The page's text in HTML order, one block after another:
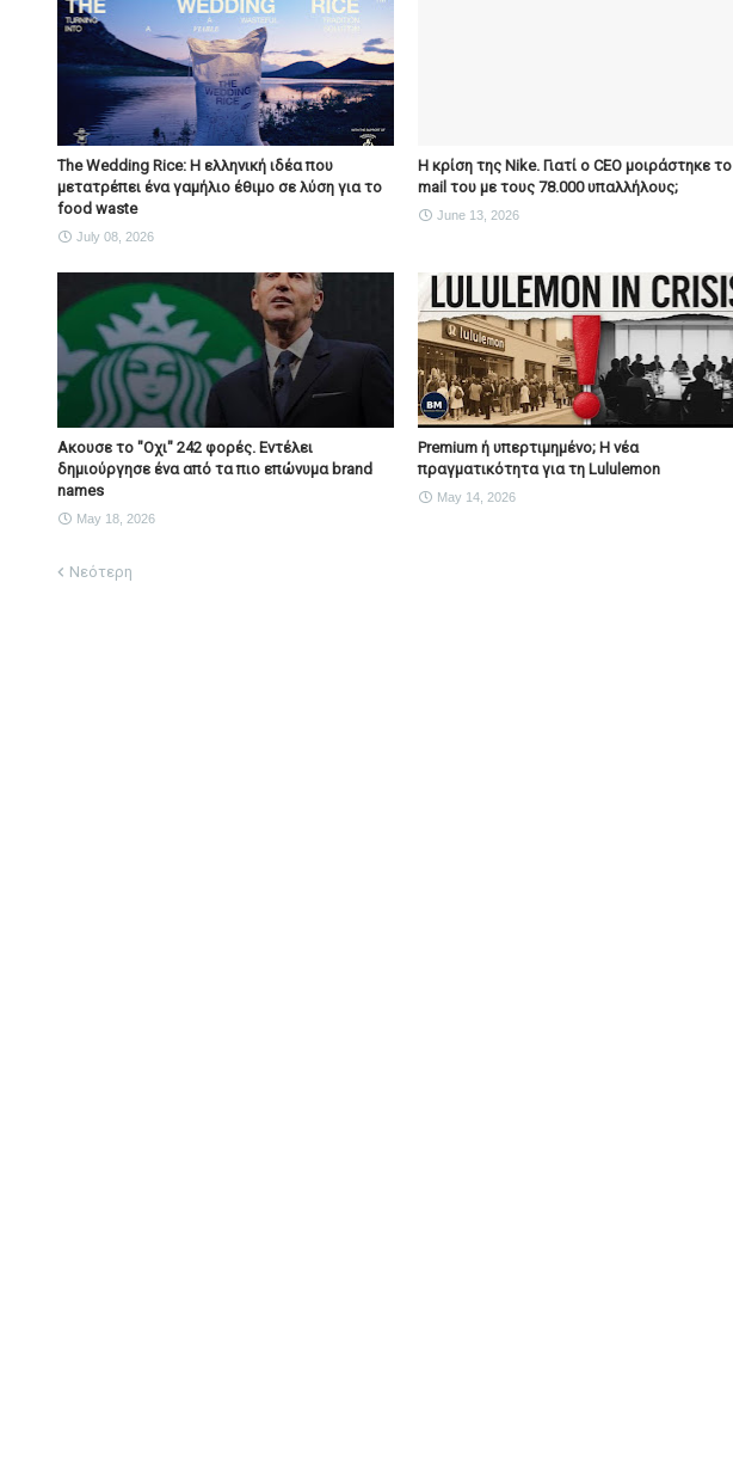
The Wedding Rice: Η ελληνική ιδέα που
μετατρέπει ένα γαμήλιο έθιμο σε λύση για το
food waste
July 08, 2026
Η κρίση της Nike. Γιατί ο CEO μοιράστηκε το
mail του με τους 78.000 υπαλλήλους;
June 13, 2026
Ακουσε το "Οχι" 242 φορές. Εντέλει
δημιούργησε ένα από τα πιο επώνυμα brand
names
May 18, 2026
Premium ή υπερτιμημένο; Η νέα
πραγματικότητα για τη Lululemon
May 14, 2026
Νεότερη